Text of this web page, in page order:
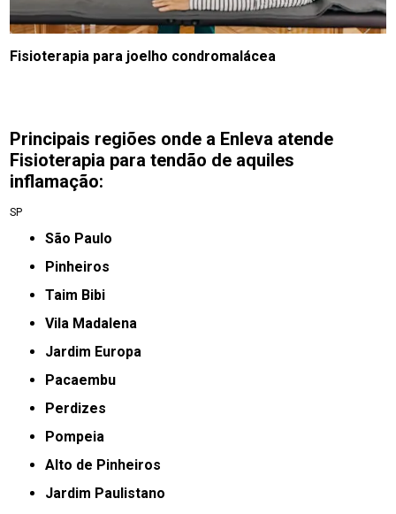
Fisioterapia para joelho condromalácea
Principais regiões onde a Enleva atende
Fisioterapia para tendão de aquiles
inflamação:
SP
São Paulo
Pinheiros
taim Bibi
Vila Madalena
jardim Europa
Pacaembu
Perdizes
Pompeia
Alto de Pinheiros
Jardim Paulistano